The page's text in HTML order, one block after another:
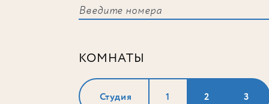
КОМНАТЫ
Студия 1 2 3